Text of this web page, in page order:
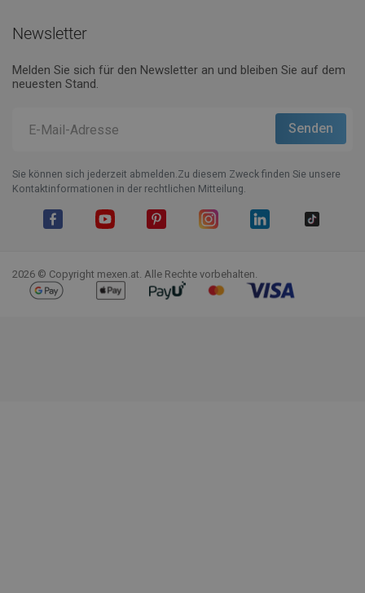
Newsletter
Melden Sie sich für den Newsletter an und bleiben Sie auf dem
neuesten Stand.
Sie können sich jederzeit abmelden.Zu diesem Zweck finden Sie unsere
Kontaktinformationen in der rechtlichen Mitteilung.
2026 © Copyright mexen.at. Alle Rechte vorbehalten.